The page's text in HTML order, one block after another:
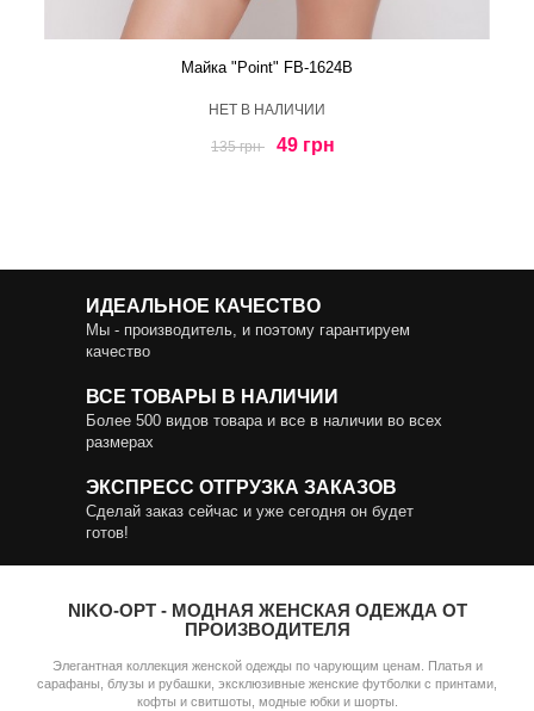
Майка "Point" FB-1624B
HЕТ В НАЛИЧИИ
135 грн 49 грн
ИДЕАЛЬНОЕ КАЧЕСТВО
Мы - производитель, и поэтому гарантируем
качество
ВСЕ ТОВАРЫ В НАЛИЧИИ
Более 500 видов товара и все в наличии во всех
размерах
ЭКСПРЕСС ОТГРУЗКА ЗАКАЗОВ
Сделай заказ сейчас и уже сегодня он будет
готов!
NIKO-OPT - МОДНАЯ ЖЕНСКАЯ ОДЕЖДА ОТ
ПРОИЗВОДИТЕЛЯ
Элегантная коллекция женской одежды по чарующим ценам. Платья и
сарафаны, блузы и рубашки, эксклюзивные женские футболки с принтами,
кофты и свитшоты, модные юбки и шорты.